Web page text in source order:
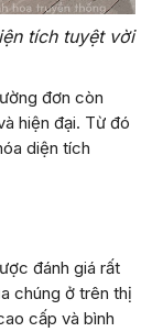
tích tuyệt vời
đơn còn
hiện đại. Từ đó
diện tích
đánh giá rất
chúng ở trên thị
cấp và bình